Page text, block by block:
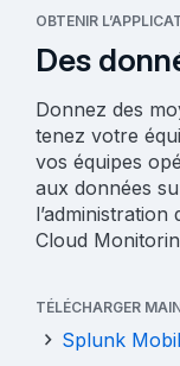
OBTENIR
Des
Donnez des
tenez votre
vos équipes
aux données
Cloud
TÉLÉCHARGER
Splunk